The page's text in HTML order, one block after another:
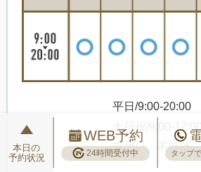
平日/9:00-20:00
土日祝/9:00-17:00
定休日：不定休
本日の
予約状況
WEB予約
24時間受付中 タップ